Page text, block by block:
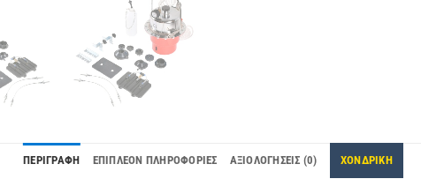
ΠΕΡΙΓΡΑΦΉ ΕΠΙΠΛΈΟΝ ΠΛΗΡΟΦΟΡΊΕΣ ΑΞΙΟΛΟΓΉΣΕΙΣ (0) ΧΟΝΔΡΙΚΗ